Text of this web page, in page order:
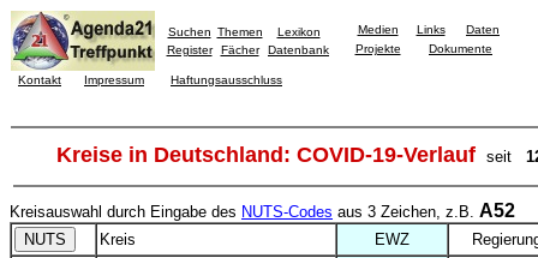
Suchen Themen
Lexikon
Register
Fächer Datenbank
Medien Links
Daten
Projekte
Dokumente
Kontakt Impressum Haftungsausschluss
Kreise in Deutschland: COVID-19-Verlauf seit
Kreisauswahl durch Eingabe des NUTS-Codes aus 3 Zeichen, z.B. A52
Kreis EWZ